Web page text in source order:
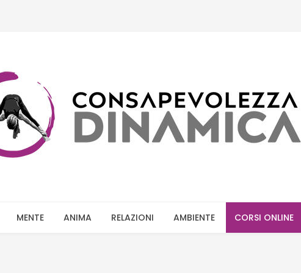
MENTE ANIMA RELAZIONI AMBIENTE CORSI ONLINE